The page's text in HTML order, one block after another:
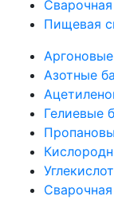
Пищевая
Азотные
Гелиевые